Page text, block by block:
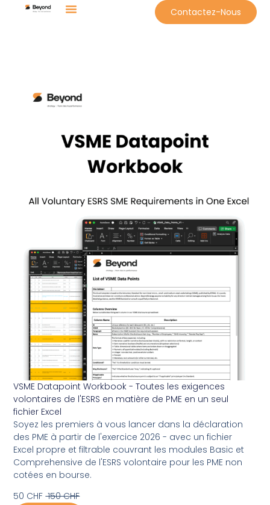
principal
Contactez-Nous
VSME Datapoint Workbook - Toutes les exigences
volontaires de l'ESRS en matière de PME en un seul
fichier Excel
Soyez les premiers à vous lancer dans la déclaration
des PME à partir de l'exercice 2026 - avec un fichier
Excel propre et filtrable couvrant les modules Basic et
Comprehensive de l'ESRS volontaire pour les PME non
cotées en bourse.
50 CHF150 CHF